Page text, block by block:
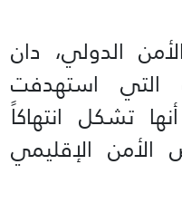
الدولي، دان
التي استهدفت
تشكل انتهاكاً
الإقليمي